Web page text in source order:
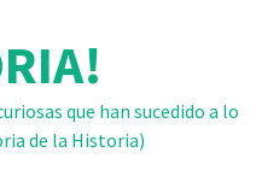
que han sucedido a lo
de la Historia)